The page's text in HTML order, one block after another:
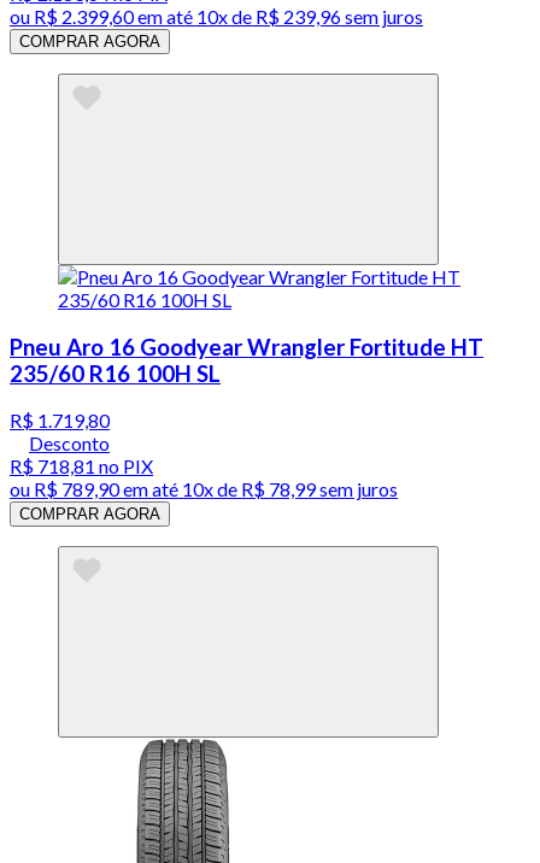
ou R$ 2.399,60em até 10x de R$ 239,96 sem juros
COMPRAR AGORA
Pneu Aro 16 Goodyear Wrangler Fortitude HT
235/60 R16 100H SL
R$ 1.719,80
Desconto
R$ 718,81 no PIX
ou R$ 789,90em até 10x de R$ 78,99 sem juros
COMPRAR AGORA